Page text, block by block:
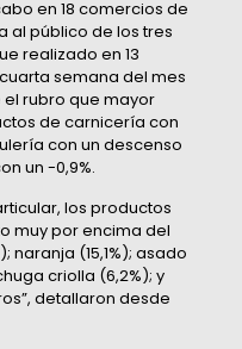
en 18 comercios de
al público de los tres
realizado en 13
semana del mes
rubro que mayor
de carnicería con
con un descenso
un -0,9%.
los productos
muy por encima del
naranja (15,1%); asado
criolla (6,2%); y
detallaron desde